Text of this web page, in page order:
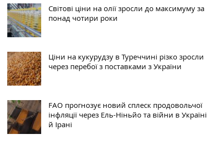
Світові ціни на олії зросли до максимуму за
понад чотири роки
Ціни на кукурудзу в Туреччині різко зросли
через перебої з поставками з України
FAO прогнозує новий сплеск продовольчої
інфляції через Ель-Ніньйо та війни в Україні
й Ірані